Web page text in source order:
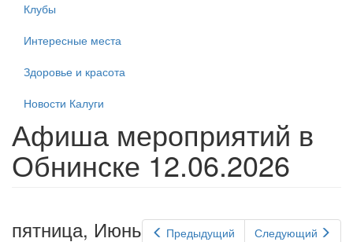
Клубы
Интересные места
Здоровье и красота
Новости Калуги
Афиша мероприятий в
Обнинске 12.06.2026
Предыдущий Следующий
пятница, Июнь